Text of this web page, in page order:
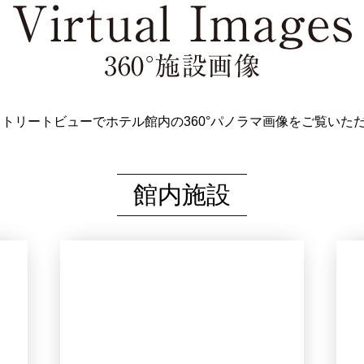
リートビューでホテル館内の360°パノラマ画像をご覧いた
館内施設